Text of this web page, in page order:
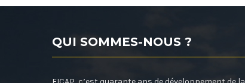
QUI SOMMES-NOUS ?